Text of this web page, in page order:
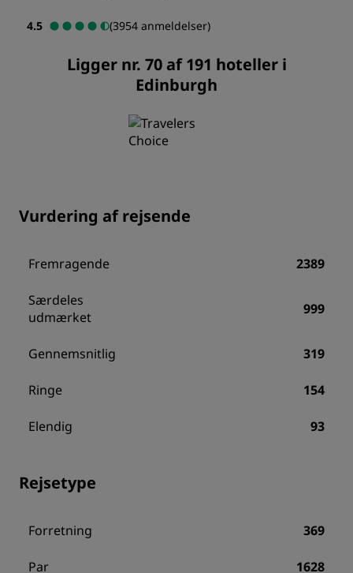
4.5 (3954 anmeldelser)
Ligger nr. 70 af 191 hoteller i
Edinburgh
Vurdering af rejsende
Fremragende 2389
Særdeles
udmærket
999
Gennemsnitlig 319
Ringe 154
Elendig 93
Rejsetype
Forretning 369
Par 1628